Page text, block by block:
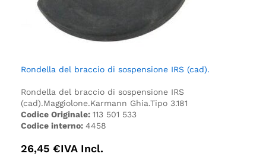
Rondella del braccio di sospensione IRS (cad).
Rondella del braccio di sospensione IRS
(cad).Maggiolone.Karmann Ghia.Tipo 3.181
Codice Originale: 113 501 533
Codice interno: 4458
26,45 €IVA Incl.